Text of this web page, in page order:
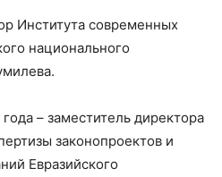
Института современных
национального
– заместитель директора
законопроектов и
Евразийского